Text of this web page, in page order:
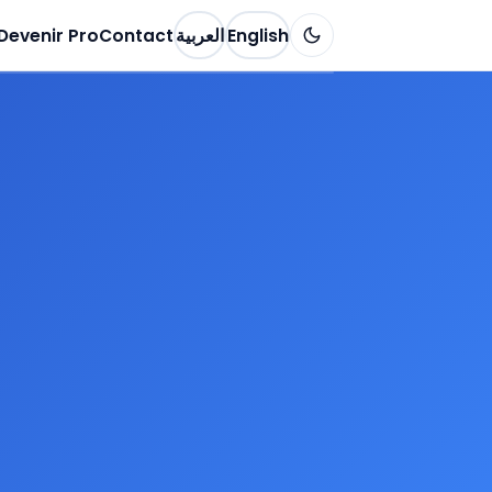
ProContactالعربيةEnglish